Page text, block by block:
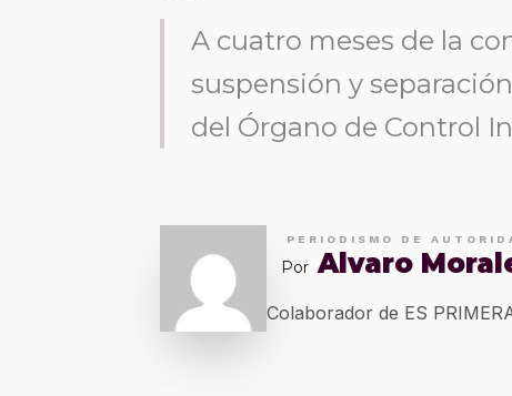
A cuatro meses de la
suspensión y
del Órgano de Control
PERIODISMO DE
Por Alvaro
Colaborador de ES